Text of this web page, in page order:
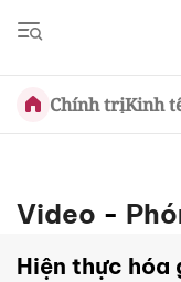
Chính trịKinh
Video -
Hiện thực hóa